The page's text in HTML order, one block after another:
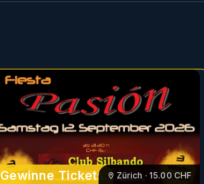
Gewinne Tickets Zürich · 15.00 CHF